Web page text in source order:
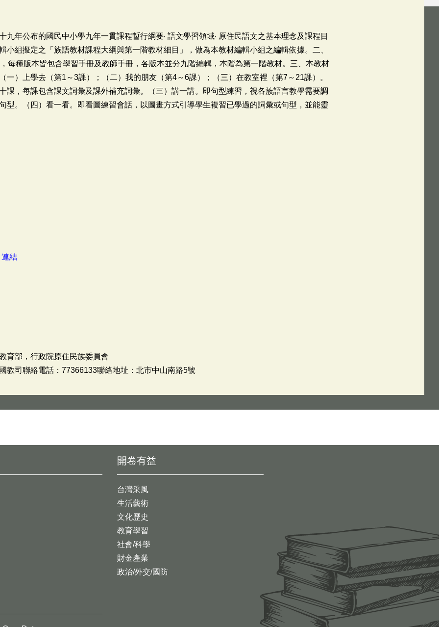
九年公布的國民中小學九年一貫課程暫行綱要‧ 語文學習領域‧ 原住民語文之基本理念及課程目
小組擬定之「族語教材課程大綱與第一階教材細目」，做為本教材編輯小組之編輯依據。二、
每種版本皆包含學習手冊及教師手冊，各版本並分九階編輯，本階為第一階教材。三、本教材
一）上學去（第1～3課）；（二）我的朋友（第4～6課）；（三）在教室裡（第7～21課）。
課，每課包含課文詞彙及課外補充詞彙。（三）講一講。即句型練習，視各族語言教學需要調
型。（四）看一看。即看圖練習會話，以圖畫方式引導學生複習已學過的詞彙或句型，並能靈
連結
育部，行政院原住民族委員會
教司聯絡電話：77366133聯絡地址：北市中山南路5號
開卷有益
台灣采風
生活藝術
文化歷史
教育學習
社會/科學
財金產業
政治/外交/國防